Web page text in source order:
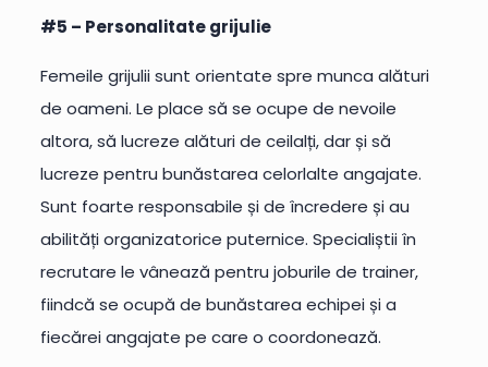
#5 – Personalitate grijulie
Femeile grijulii sunt orientate spre munca alături
de oameni. Le place să se ocupe de nevoile
altora, să lucreze alături de ceilalți, dar și să
lucreze pentru bunăstarea celorlalte angajate.
Sunt foarte responsabile și de încredere și au
abilități organizatorice puternice. Specialiștii în
recrutare le vânează pentru joburile de trainer,
fiindcă se ocupă de bunăstarea echipei și a
fiecărei angajate pe care o coordonează.